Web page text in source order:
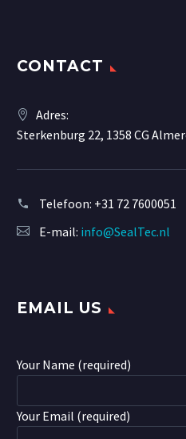
CONTACT
Adres:
Sterkenburg 22, 1358 CG
Telefoon: +31 72 7600051
E-mail: info@SealTec.nl
EMAIL US
Your Name (required)
Your Email (required)